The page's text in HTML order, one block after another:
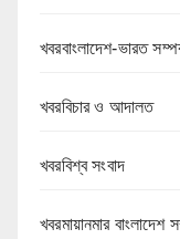
খবরবাংলাদেশ-ভারত
খবরবিচার ও আদালত
খবরবিশ্ব সংবাদ
খবরমায়ানমার বাংলাদেশ